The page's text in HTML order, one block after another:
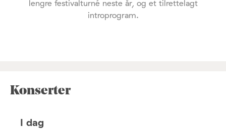
lengre festivalturné neste år, og et tilrettelagt
introprogram.
Konserter
I dag